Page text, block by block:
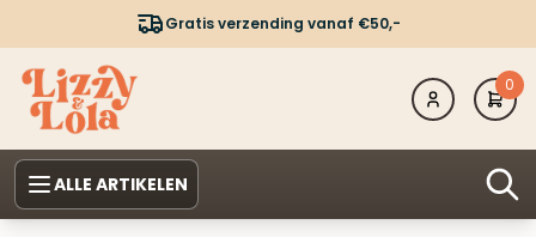
Gratis verzending vanaf €50,-
0
ALLE ARTIKELEN